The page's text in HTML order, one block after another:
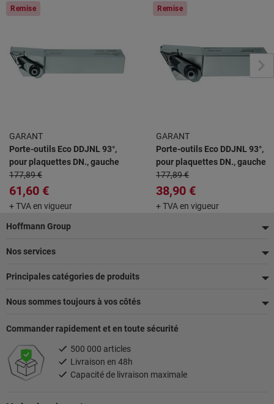
Remise
GARANT
Porte-outils Eco DDJNL 93°,
pour plaquettes DN., gauche
177,89 €
61,60 €
+ TVA en vigueur
Remise
GARANT
Porte-outils Eco DDJNL 93°,
pour plaquettes DN., gauche
177,89 €
38,90 €
+ TVA en vigueur
Pied
de
page
Hoffmann Group
Nos services
Principales catégories de produits
Nous sommes toujours à vos côtés
Commander rapidement et en toute sécurité
500 000 articles
Livraison en 48h
Capacité de livraison maximale